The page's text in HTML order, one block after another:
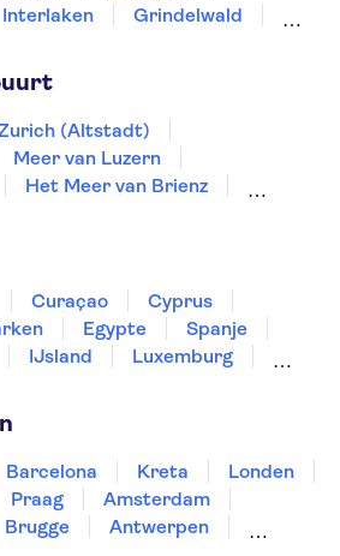
Interlaken
Grindelwald
(Altstadt)
Meer van Luzern
Het Meer van Brienz
Curaçao
Cyprus
Egypte
Spanje
IJsland
Luxemburg
Barcelona Kreta
Londen
Praag
Amsterdam
Brugge
Antwerpen